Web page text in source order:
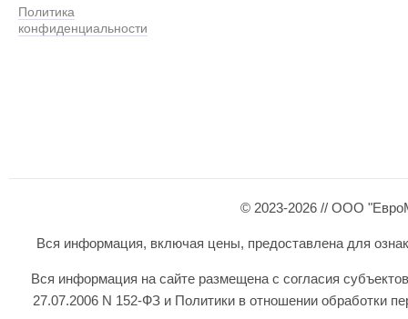
Политика
конфиденциальности
© 2023-2026 // ООО
Вся информация, включая цены, предоставлена для
Вся информация на сайте размещена с согласия
27.07.2006 N 152-ФЗ и Политики в отношении обработки